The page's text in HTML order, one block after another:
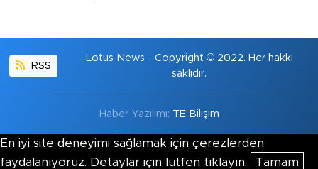
RSS
Lotus News - Copyright © 2022. Her hakkı
saklıdır.
Haber Yazılımı: TE Bilişim
En iyi site deneyimi sağlamak için çerezlerden
faydalanıyoruz. Detaylar için lütfen tıklayın.
Tamam